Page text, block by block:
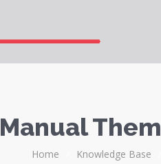
Manual
Home Knowledge Base